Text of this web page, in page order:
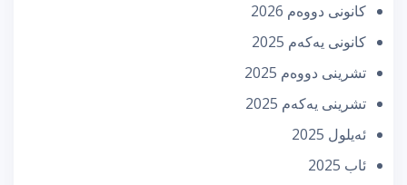
كانونی دووه‌م 2026
كانونی یه‌كه‌م 2025
تشرینی دووه‌م 2025
تشرینی یه‌كه‌م 2025
ئه‌یلول 2025
ئاب 2025